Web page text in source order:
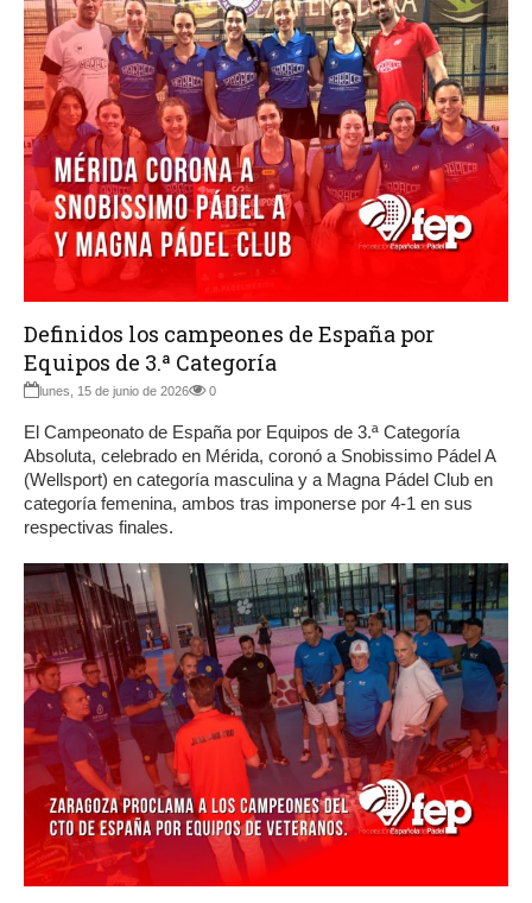
Definidos los campeones de España por
Equipos de 3.ª Categoría
lunes, 15 de junio de 2026 0
El Campeonato de España por Equipos de 3.ª Categoría
Absoluta, celebrado en Mérida, coronó a Snobissimo Pádel A
(Wellsport) en categoría masculina y a Magna Pádel Club en
categoría femenina, ambos tras imponerse por 4-1 en sus
respectivas finales.